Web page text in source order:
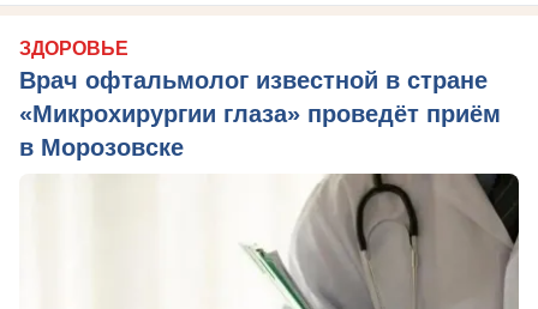
ЗДОРОВЬЕ
Врач офтальмолог известной в стране
«Микрохирургии глаза» проведёт приём
в Морозовске